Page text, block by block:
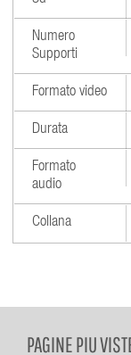
Numero
Supporti
Formato video
Durata
Formato
audio
Collana
PAGINE PIU